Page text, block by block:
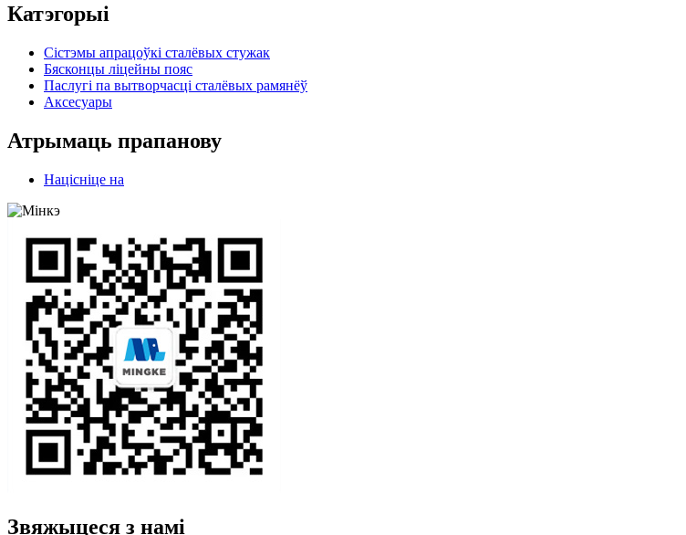
Катэгорыі
Сістэмы апрацоўкі сталёвых стужак
Бясконцы ліцейны пояс
Паслугі па вытворчасці сталёвых рамянёў
Аксесуары
Атрымаць прапанову
Націсніце на
Звяжыцеся з намі